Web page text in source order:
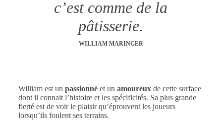
c’est comme de la
pâtisserie.
WILLIAM MARINGER
William est un passionnéet un amoureuxde cette surface
dont il connait l’histoire et les spécificités. Sa plus grande
fierté est de voir le plaisir qu’éprouvent les joueurs
lorsqu’ils foulent ses terrains.